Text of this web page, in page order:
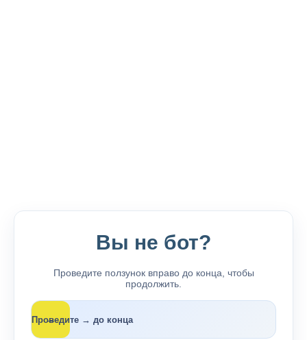
Вы не бот?
Проведите ползунок вправо до конца, чтобы
продолжить.
Проведите → до конца
→